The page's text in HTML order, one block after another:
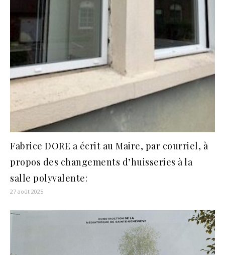
Fabrice DORE a écrit au Maire, par courriel, à
propos des changements d’huisseries à la
salle polyvalente:
27 août 2025